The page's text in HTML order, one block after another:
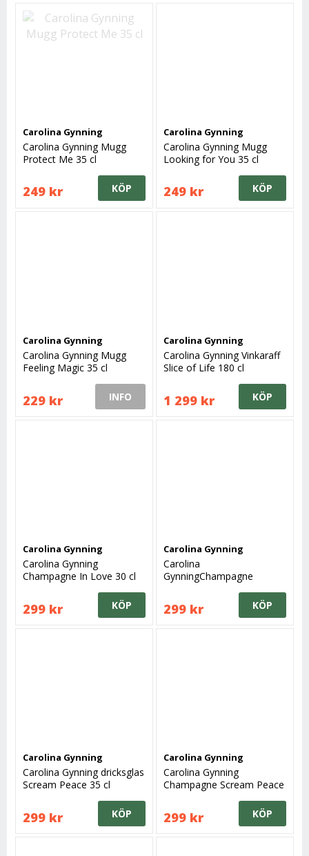
Carolina Gynning
Carolina Gynning Mugg
Protect Me 35 cl
249 kr KÖP
Carolina Gynning
Carolina Gynning Mugg
Looking for You 35 cl
249 kr KÖP
Carolina Gynning
Carolina Gynning Mugg
Feeling Magic 35 cl
229 kr INFO
Carolina Gynning
Carolina Gynning Vinkaraff
Slice of Life 180 cl
1 299 kr KÖP
Carolina Gynning
Carolina Gynning
Champagne In Love 30 cl
299 kr KÖP
Carolina Gynning
Carolina
GynningChampagne
299 kr KÖP
Carolina Gynning
Carolina Gynning dricksglas
Scream Peace 35 cl
299 kr KÖP
Carolina Gynning
Carolina Gynning
Champagne Scream Peace
299 kr KÖP